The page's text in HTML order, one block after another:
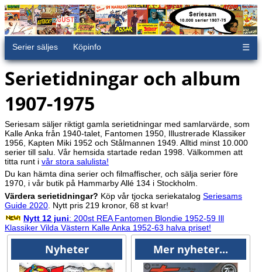
Serier säljes Köpinfo ☰
Serietidningar och album
1907-1975
Seriesam säljer riktigt gamla serietidningar med samlarvärde, som
Kalle Anka från 1940-talet, Fantomen 1950, Illustrerade Klassiker
1956, Kapten Miki 1952 och Stålmannen 1949. Alltid minst 10.000
serier till salu. Vår hemsida startade redan 1998. Välkommen att
titta runt i vår stora salulista!
Du kan hämta dina serier och filmaffischer, och sälja serier före
1970, i vår butik på Hammarby Allé 134 i Stockholm.
Värdera serietidningar? Köp vår tjocka seriekatalog Seriesams
Guide 2020 . Nytt pris 219 kronor, 68 st kvar!
Nytt 12 juni: 200st REA Fantomen Blondie 1952-59 Ill
Klassiker Vilda Västern Kalle Anka 1952-63 halva priset!
Nyheter Mer nyheter...